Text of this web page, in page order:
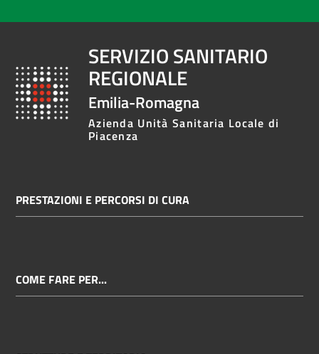
SERVIZIO SANITARIO
REGIONALE
Emilia-Romagna
Azienda Unità Sanitaria Locale di
Piacenza
PRESTAZIONI E PERCORSI DI CURA
COME FARE PER...